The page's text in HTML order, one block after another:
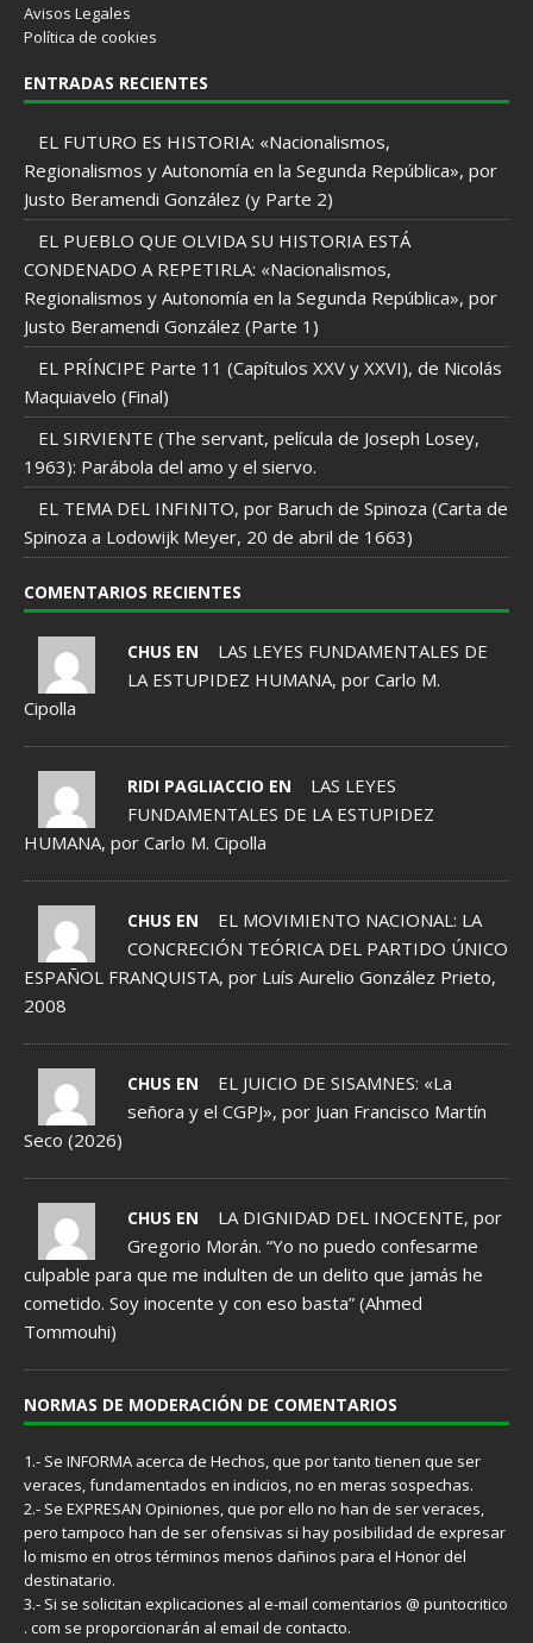
Avisos Legales
Política de cookies
ENTRADAS RECIENTES
EL FUTURO ES HISTORIA: «Nacionalismos,
Regionalismos y Autonomía en la Segunda República», por
Justo Beramendi González (y Parte 2)
EL PUEBLO QUE OLVIDA SU HISTORIA ESTÁ
CONDENADO A REPETIRLA: «Nacionalismos,
Regionalismos y Autonomía en la Segunda República», por
Justo Beramendi González (Parte 1)
EL PRÍNCIPE Parte 11 (Capítulos XXV y XXVI), de Nicolás
Maquiavelo (Final)
EL SIRVIENTE (The servant, película de Joseph Losey,
1963): Parábola del amo y el siervo.
EL TEMA DEL INFINITO, por Baruch de Spinoza (Carta de
Spinoza a Lodowijk Meyer, 20 de abril de 1663)
COMENTARIOS RECIENTES
CHUS EN
LAS LEYES FUNDAMENTALES DE
LA ESTUPIDEZ HUMANA, por Carlo M.
Cipolla
RIDI PAGLIACCIO EN
LAS LEYES
FUNDAMENTALES DE LA ESTUPIDEZ
HUMANA, por Carlo M. Cipolla
CHUS EN
EL MOVIMIENTO NACIONAL: LA
CONCRECIÓN TEÓRICA DEL PARTIDO ÚNICO
ESPAÑOL FRANQUISTA, por Luís Aurelio González Prieto,
2008
CHUS EN
EL JUICIO DE SISAMNES: «La
señora y el CGPJ», por Juan Francisco Martín
Seco (2026)
CHUS EN
LA DIGNIDAD DEL INOCENTE, por
Gregorio Morán. “Yo no puedo confesarme
culpable para que me indulten de un delito que jamás he
cometido. Soy inocente y con eso basta” (Ahmed
Tommouhi)
NORMAS DE MODERACIÓN DE COMENTARIOS
1.- Se INFORMA acerca de Hechos, que por tanto tienen que ser
veraces, fundamentados en indicios, no en meras sospechas.
2.- Se EXPRESAN Opiniones, que por ello no han de ser veraces,
pero tampoco han de ser ofensivas si hay posibilidad de expresar
lo mismo en otros términos menos dañinos para el Honor del
destinatario.
3.- Si se solicitan explicaciones al e-mail comentarios @ puntocritico
. com se proporcionarán al email de contacto.